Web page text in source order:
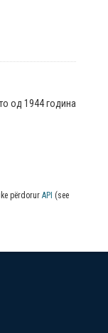
од 1944 година
përdorur API (see